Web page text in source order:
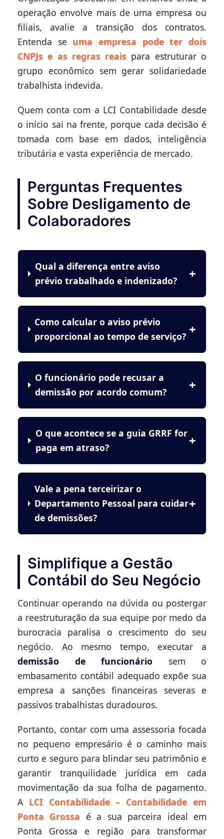
operação envolve mais de uma empresa ou
filiais, avalie a transição dos contratos.
Entenda se uma empresa pode ter dois
CNPJs e as regras reais para estruturar o
grupo econômico sem gerar solidariedade
trabalhista indevida.
Quem conta com a LCI Contabilidade desde
o início sai na frente, porque cada decisão é
tomada com base em dados, inteligência
tributária e vasta experiência de mercado.
Perguntas Frequentes
Sobre Desligamento de
Colaboradores
Qual a diferença entre aviso
prévio trabalhado e indenizado?
Como calcular o aviso prévio
proporcional ao tempo de serviço?
O funcionário pode recusar a
demissão por acordo comum?
O que acontece se a guia GRRF for
paga em atraso?
Vale a pena terceirizar o
Departamento Pessoal para cuidar
de demissões?
Simplifique a Gestão
Contábil do Seu Negócio
Continuar operando na dúvida ou postergar
a reestruturação da sua equipe por medo da
burocracia paralisa o crescimento do seu
negócio. Ao mesmo tempo, executar a
demissão de funcionário sem o
embasamento contábil adequado expõe sua
empresa a sanções financeiras severas e
passivos trabalhistas duradouros.
Portanto, contar com uma assessoria focada
no pequeno empresário é o caminho mais
curto e seguro para blindar seu patrimônio e
garantir tranquilidade jurídica em cada
movimentação da sua folha de pagamento.
A LCI Contabilidade – Contabilidade em
Ponta Grossa é a sua parceira ideal em
Ponta Grossa e região para transformar